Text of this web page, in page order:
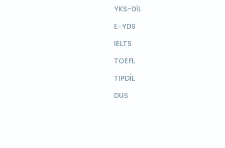
YKS-DİL
E-YDS
IELTS
TOEFL
TIPDİL
DUS